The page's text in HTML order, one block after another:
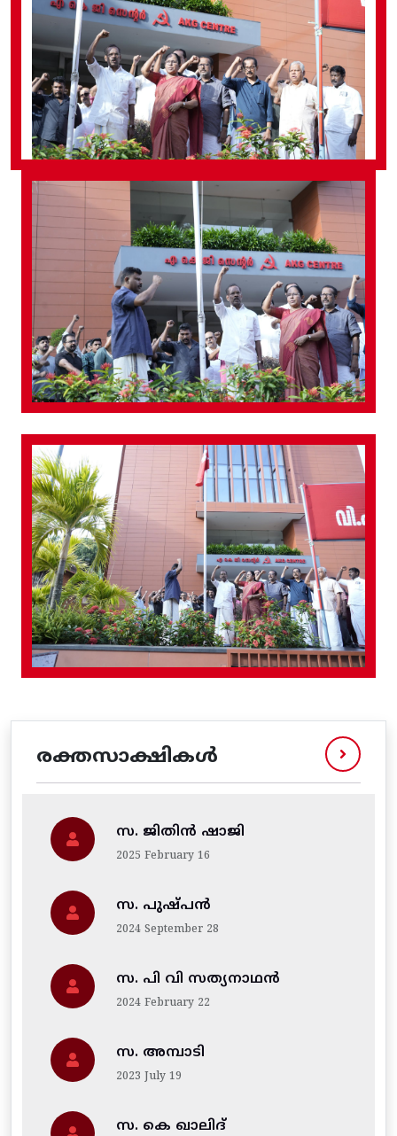
രക്തസാക്ഷികൾ
സ. ജിതിന്‍ ഷാജി
2025 February 16
സ. പുഷ്പൻ
2024 September 28
സ. പി വി സത്യനാഥൻ
2024 February 22
സ. അമ്പാടി
2023 July 19
സ. കെ ഖാലിദ്